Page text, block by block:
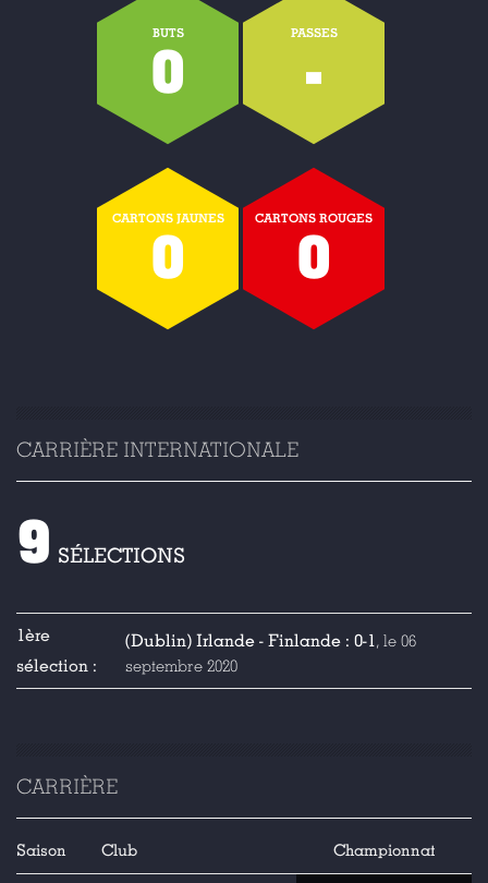
BUTS
0
PASSES
-
CARTONS JAUNES
0
CARTONS ROUGES
0
CARRIÈRE INTERNATIONALE
9 SÉLECTIONS
1ère
sélection :
(Dublin) Irlande - Finlande : 0-1, le 06
septembre 2020
CARRIÈRE
Saison Club Championnat